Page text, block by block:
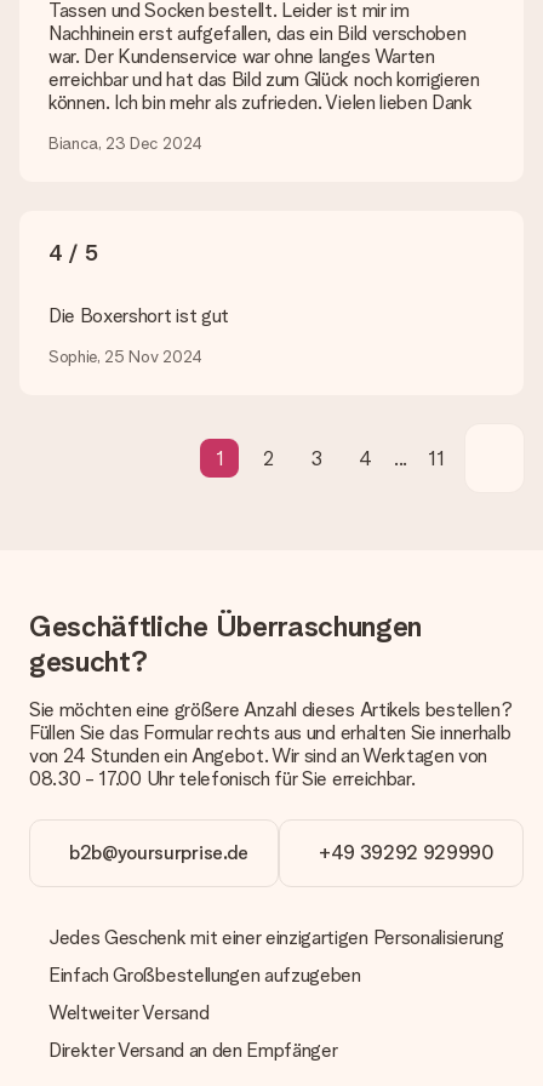
Wird mein Geschenk in Geschenkpapier geliefert?
Derzeit bieten wir (noch) keinen Einpackservice. Aber unsere
Geschenke werden in einer fröhlichen Versandverpackung
geliefert. Somit ist dein Geschenk automatisch zum
Verschenken bereit oder kann sofort an den Empfänger
geschickt werden.
Kann ich ein Lieferdatum wählen?
Wie lange dauert die Lieferzeit und wann werde ich mein
Geschenk erhalten?
eine fristgerechte Lieferung durch unsere Lieferdienste
Kundenservice.
Zahlung
Wie kann ich meine Bestellung bezahlen?
Wir bieten die folgenden Zahlungsoptionen an: Vorauskasse
mit normaler Überweisung, Sofortüberweisung, Paypal,
Kreditkarte oder auf Rechnung über Klarna. Bei einer
Geschenks jedoch um 3 Werktage.
Geschenk empfangen
erfüllt?
Sollte das Geschenk wider Erwarten deine Erwartungen nicht
erfüllen, bitten wir dich, unseren Kundenservice zu
kontaktieren. Dort wird dir umgehend ein passender
Lösungsvorschlag unterbreitet.
Tassen und Socken bestellt. Leider ist mir im
Nachhinein erst aufgefallen, das ein Bild verschoben
war. Der Kundenservice war ohne langes Warten
erreichbar und hat das Bild zum Glück noch korrigieren
können. Ich bin mehr als zufrieden. Vielen lieben Dank
Bianca, 23 Dec 2024
4 / 5
Die Boxershort ist gut
Sophie, 25 Nov 2024
1 2 3 4 ... 11
Geschäftliche Überraschungen
gesucht?
Sie möchten eine größere Anzahl dieses Artikels bestellen?
Füllen Sie das Formular rechts aus und erhalten Sie innerhalb
von 24 Stunden ein Angebot. Wir sind an Werktagen von
08.30 - 17.00 Uhr telefonisch für Sie erreichbar.
b2b@yoursurprise.de +49 39292 929990
Jedes Geschenk mit einer einzigartigen Personalisierung
Einfach Großbestellungen aufzugeben
Weltweiter Versand
Direkter Versand an den Empfänger